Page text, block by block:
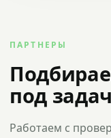
ПАРТНЕРЫ
под
Работаем с